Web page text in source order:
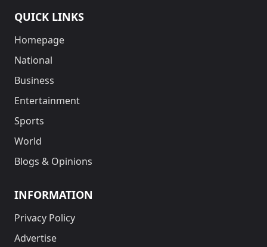
QUICK LINKS
Homepage
National
Business
Entertainment
Sports
World
Blogs & Opinions
INFORMATION
Privacy Policy
Advertise